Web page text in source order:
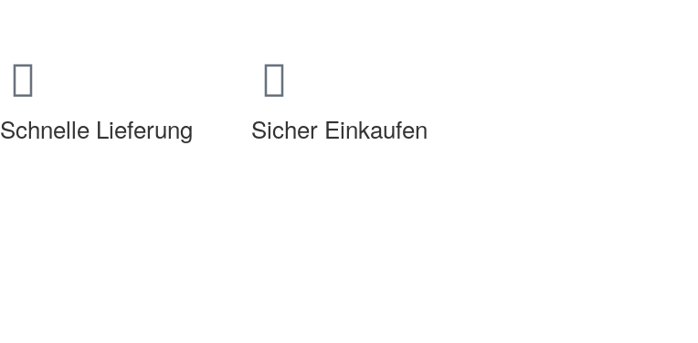
Schnelle Lieferung Sicher Einkaufen